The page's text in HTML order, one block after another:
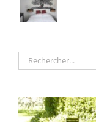
Rechercher: